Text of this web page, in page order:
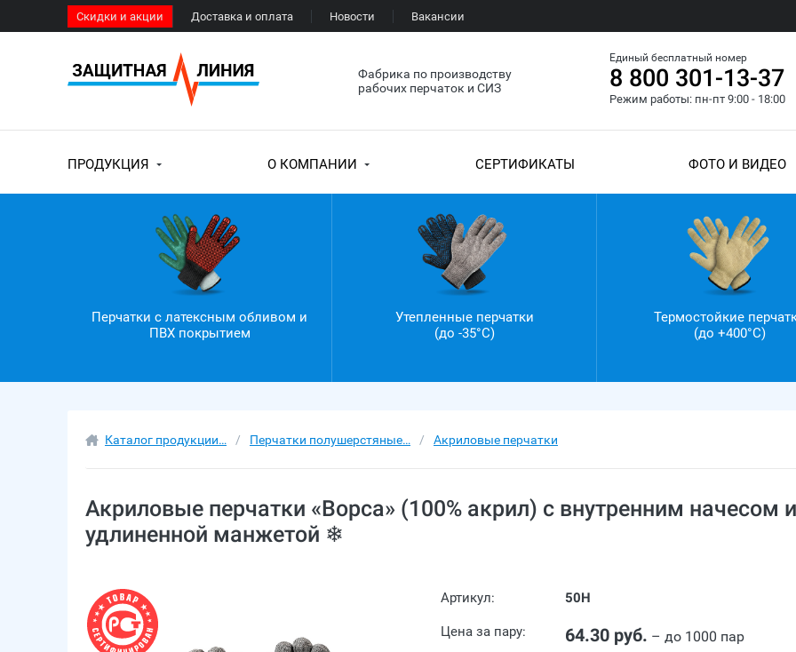
Скидки и акции Доставка и оплата Новости Вакансии
Фабрика по производству
рабочих перчаток и СИЗ
Единый бесплатный номер
8 800 301-13-37
Режим работы: пн-пт 9:00 - 18:00
ПРОДУКЦИЯ О КОМПАНИИ СЕРТИФИКАТЫ ФОТО И ВИДЕО
Перчатки с латексным обливом и
ПВХ покрытием
Утепленные перчатки
(до -35°С)
Термостойкие
(до +400°С)
Каталог продукции… Перчатки полушерстяные… Акриловые перчатки
Акриловые перчатки «Ворса» (100% акрил) с внутренним начесом и
удлиненной манжетой ❄
Артикул: 50Н
Цена за пару: 64.30 руб. – до 1000 пар